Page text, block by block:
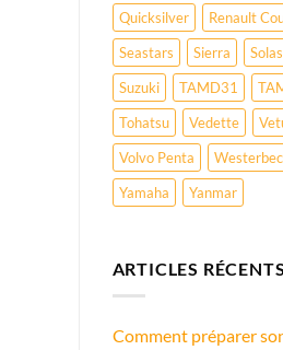
Quicksilver
Renault
Seastars
Sierra
Solas
Suzuki
TAMD31
Tohatsu
Vedette
Volvo Penta
Yamaha
Yanmar
ARTICLES RÉCENTS
Comment préparer